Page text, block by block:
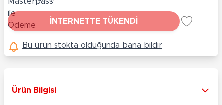
İNTERNETTE TÜKENDİ
Bu ürün stokta olduğunda bana bildir
Ürün Bilgisi